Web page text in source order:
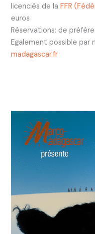
licenciés de laFFR
euros
Réservations: de
Egalement possible par
madagascar.fr